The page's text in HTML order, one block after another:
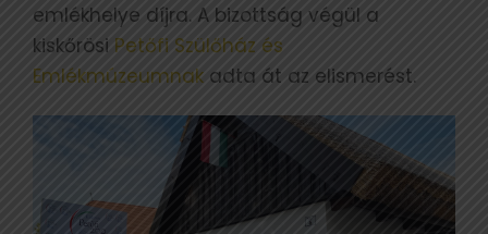
emlékhelye díjra. A bizottság végül a
kiskőrösi Petőfi Szülőház és
Emlékmúzeumnak adta át az elismerést.